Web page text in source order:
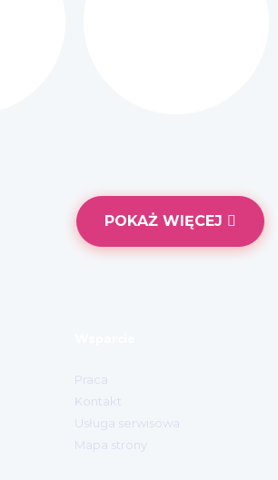
Praca
Kontakt
Usługa serwisowa
Mapa strony